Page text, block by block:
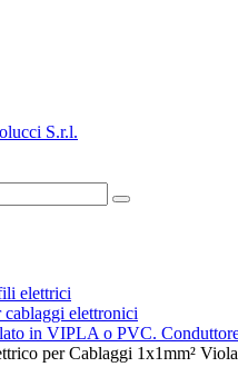
elettrici
cablaggi elettronici
in VIPLA o PVC.
per Cablaggi 1x1mm²